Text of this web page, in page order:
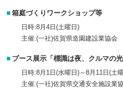
箱庭づくりワークショップ等
日時:8月4日(土曜日)
主催:(一社)佐賀県造園建設業協会
ブース展示「標識は夜、クルマの
日時:8月1日(水曜日)～8月11日(土
主催:(一社)佐賀県交通安全施設業